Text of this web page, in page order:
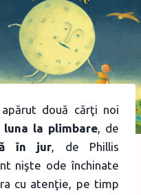
două cărţi noi
luna la plimbare, de
în jur, de Phillis
nişte ode închinate
cu atenţie, pe timp